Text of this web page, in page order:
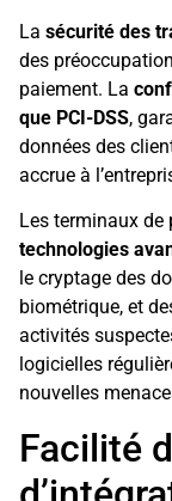
La sécurité des
des
paiement. La
que PCI-DSS,
données des
accrue à
Les terminaux
technologies
le cryptage des
biométrique, et
activités
logicielles
nouvelles
Facilité